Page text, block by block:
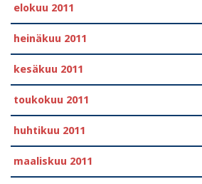
elokuu 2011
heinäkuu 2011
kesäkuu 2011
toukokuu 2011
huhtikuu 2011
maaliskuu 2011